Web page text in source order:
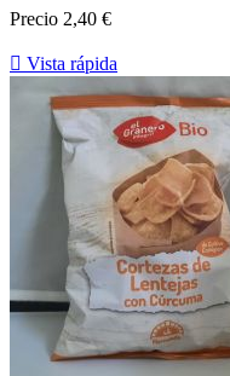
Precio 2,40 €
 Vista rápida